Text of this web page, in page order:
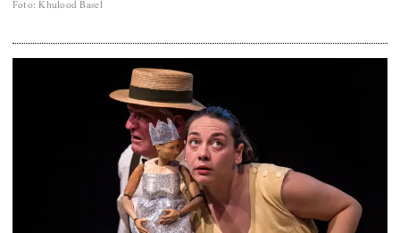
Foto: Khulood Basel